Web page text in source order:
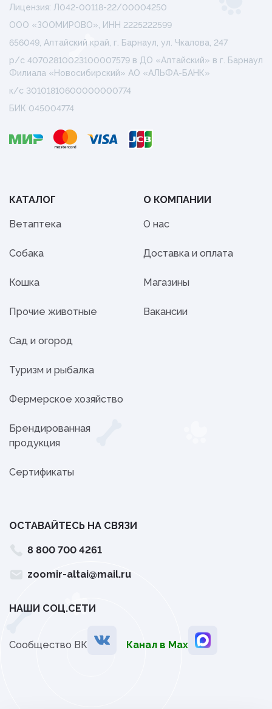
Лицензия: Л042-00118-22/00004250
ООО «ЗООМИРОВО», ИНН 2225222599
656049, Алтайский край, г. Барнаул, ул. Чкалова, 247
р/с 40702810023100007579 в ДО «Алтайский» в г. Барнаул
Филиала «Новосибирский» АО «АЛЬФА-БАНК»
к/с 30101810600000000774
БИК 045004774
КАТАЛОГ
Ветаптека
Собака
Кошка
Прочие животные
Сад и огород
Туризм и рыбалка
Фермерское хозяйство
Брендированная
продукция
Сертификаты
О КОМПАНИИ
О нас
Доставка и оплата
Магазины
Вакансии
ОСТАВАЙТЕСЬ НА СВЯЗИ
8 800 700 4261
zoomir-altai@mail.ru
НАШИ СОЦ.СЕТИ
Сообщество ВК Канал в Мах